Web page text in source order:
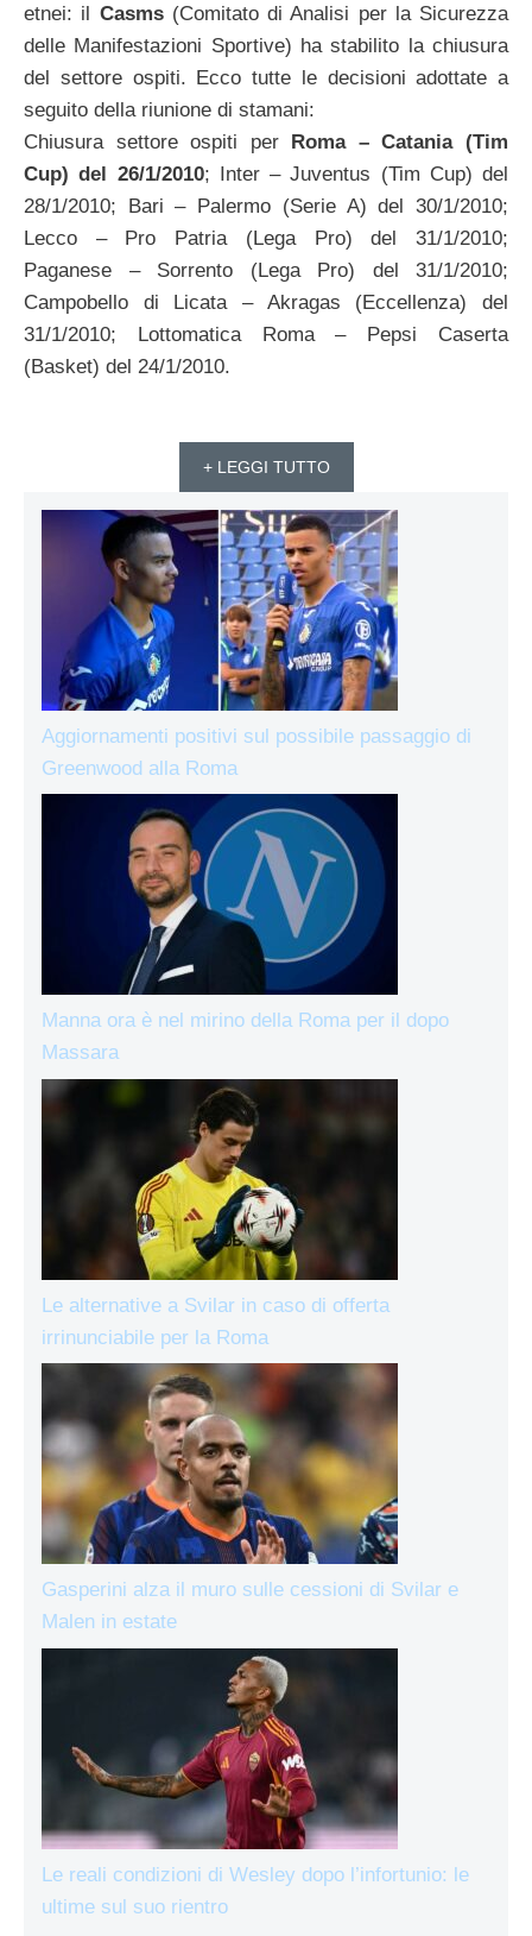
etnei: il Casms(Comitato di Analisi per la Sicurezza
delle Manifestazioni Sportive) ha stabilito la chiusura
del settore ospiti. Ecco tutte le decisioni adottate a
seguito della riunione di stamani:
Chiusura settore ospiti per Roma – Catania (Tim
Cup) del 26/1/2010; Inter – Juventus (Tim Cup) del
28/1/2010; Bari – Palermo (Serie A) del 30/1/2010;
Lecco – Pro Patria (Lega Pro) del 31/1/2010;
Paganese – Sorrento (Lega Pro) del 31/1/2010;
Campobello di Licata – Akragas (Eccellenza) del
31/1/2010; Lottomatica Roma – Pepsi Caserta
(Basket) del 24/1/2010.
+ LEGGI TUTTO
Aggiornamenti positivi sul possibile passaggio di
Greenwood alla Roma
Manna ora è nel mirino della Roma per il dopo
Massara
Le alternative a Svilar in caso di offerta
irrinunciabile per la Roma
Gasperini alza il muro sulle cessioni di Svilar e
Malen in estate
Le reali condizioni di Wesley dopo l’infortunio: le
ultime sul suo rientro